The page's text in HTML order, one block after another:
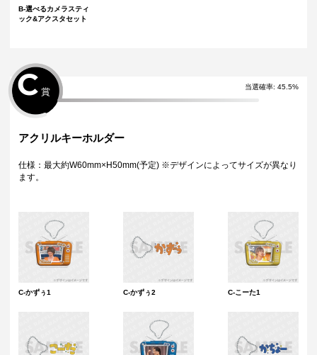
B-選べるカメラスティ
ック&アクスタセット
当選確率: 45.5%
C 賞
アクリルキーホルダー
仕様：最大約W60mm×H50mm(予定) ※デザインによってサイズが異なり
ます。
C-かずぅ1 C-かずぅ2 C-こーた1